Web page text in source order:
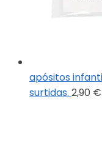
apósitos
surtidas. 2,90 €